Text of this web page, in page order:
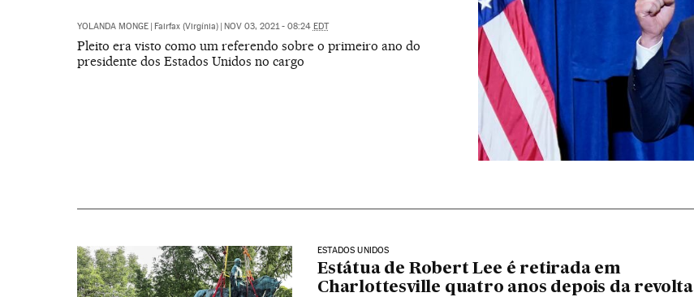
YOLANDA MONGE | Fairfax (Virgínia) | NOV 03, 2021 - 08:24 EDT
Pleito era visto como um referendo sobre o primeiro ano do
presidente dos Estados Unidos no cargo
ESTADOS UNIDOS
Estátua de Robert Lee é retirada em
Charlottesville quatro anos depois da revolta